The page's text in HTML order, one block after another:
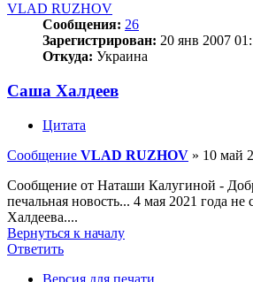
VLAD RUZHOV
Сообщения: 26
Зарегистрирован: 20 янв 2007
Откуда: Украина
Саша Халдеев
Цитата
Сообщение VLAD RUZHOV » 10 май
Сообщение от Наташи Калугиной -
печальная новость... 4 мая 2021 года не
Халдеева....
Вернуться к началу
Ответить
Версия для печати